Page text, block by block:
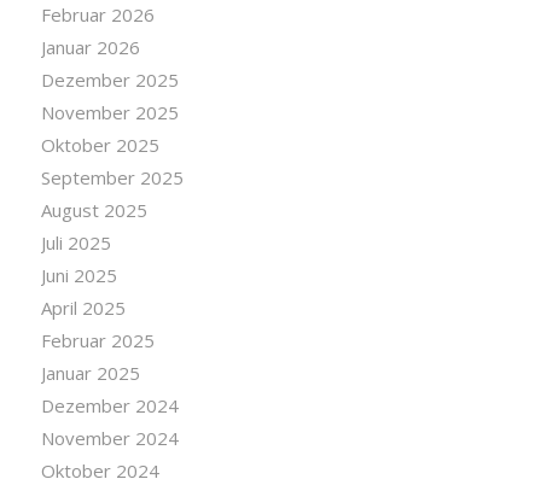
Februar 2026
Januar 2026
Dezember 2025
November 2025
Oktober 2025
September 2025
August 2025
Juli 2025
Juni 2025
April 2025
Februar 2025
Januar 2025
Dezember 2024
November 2024
Oktober 2024